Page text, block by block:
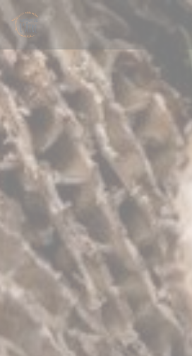
Πίνακας διαχείρισης "Μπισκότων" (Cookies)